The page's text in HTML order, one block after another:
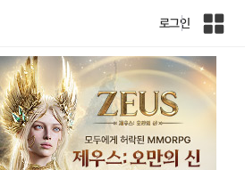
로그인
인
체
사